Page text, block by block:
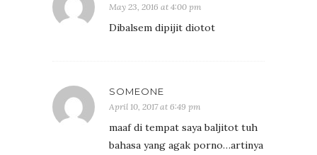
May 23, 2016 at 4:00 pm
Dibalsem dipijit diotot
SOMEONE
April 10, 2017 at 6:49 pm
maaf di tempat saya baljitot tuh
bahasa yang agak porno…artinya